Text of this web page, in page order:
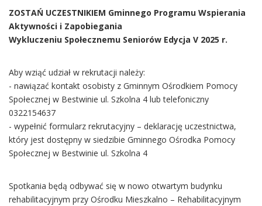
ZOSTAŃ UCZESTNIKIEM Gminnego Programu Wspierania
Aktywności i Zapobiegania
Wykluczeniu Społecznemu Seniorów Edycja V 2025 r.
Aby wziąć udział w rekrutacji należy:
- nawiązać kontakt osobisty z Gminnym Ośrodkiem Pomocy
Społecznej w Bestwinie ul. Szkolna 4 lub telefoniczny
0322154637
- wypełnić formularz rekrutacyjny – deklarację uczestnictwa,
który jest dostępny w siedzibie Gminnego Ośrodka Pomocy
Społecznej w Bestwinie ul. Szkolna 4
Spotkania będą odbywać się w nowo otwartym budynku
rehabilitacyjnym przy Ośrodku Mieszkalno – Rehabilitacyjnym